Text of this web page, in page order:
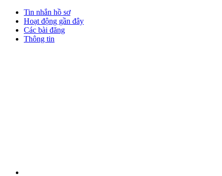
Tin nhắn hồ sơ
Hoạt động gần đây
Các bài đăng
Thông tin